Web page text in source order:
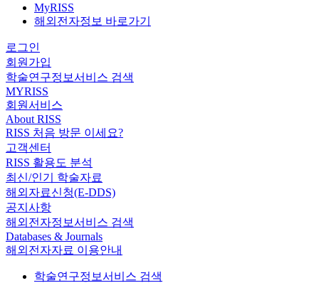
MyRISS
해외전자정보 바로가기
로그인
회원가입
학술연구정보서비스 검색
MYRISS
회원서비스
About RISS
RISS 처음 방문 이세요?
고객센터
RISS 활용도 분석
최신/인기 학술자료
해외자료신청(E-DDS)
공지사항
해외전자정보서비스 검색
Databases & Journals
해외전자자료 이용안내
학술연구정보서비스 검색